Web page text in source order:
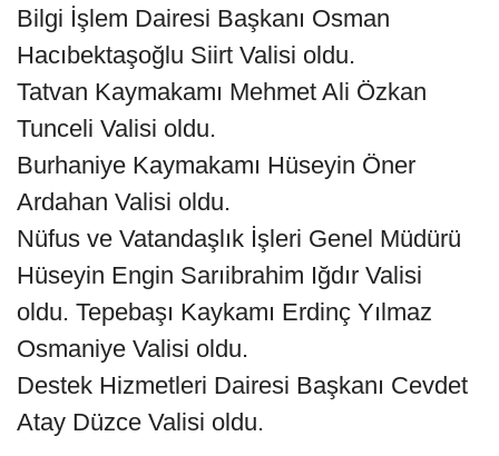
Bilgi İşlem Dairesi Başkanı Osman
Hacıbektaşoğlu Siirt Valisi oldu.
Tatvan Kaymakamı Mehmet Ali Özkan
Tunceli Valisi oldu.
Burhaniye Kaymakamı Hüseyin Öner
Ardahan Valisi oldu.
Nüfus ve Vatandaşlık İşleri Genel Müdürü
Hüseyin Engin Sarıibrahim Iğdır Valisi
oldu. Tepebaşı Kaykamı Erdinç Yılmaz
Osmaniye Valisi oldu.
Destek Hizmetleri Dairesi Başkanı Cevdet
Atay Düzce Valisi oldu.